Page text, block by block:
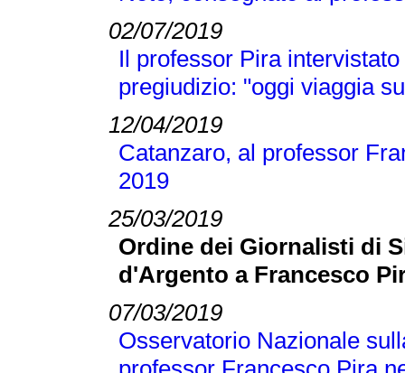
02/07/2019
Il professor Pira
pregiudizio: "oggi viaggia
12/04/2019
Catanzaro, al professor
2019
25/03/2019
Ordine dei Giornalisti di
d'Argento a Francesco
07/03/2019
Osservatorio Nazionale